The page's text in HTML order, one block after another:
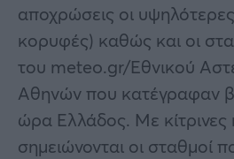
αποχρώσεις οι
κορυφές) καθώς και οι
του meteo.gr/Εθνικού
Αθηνών που κατέγραφαν
ώρα Ελλάδος. Με κίτρινες
σημειώνονται οι σταθμοί